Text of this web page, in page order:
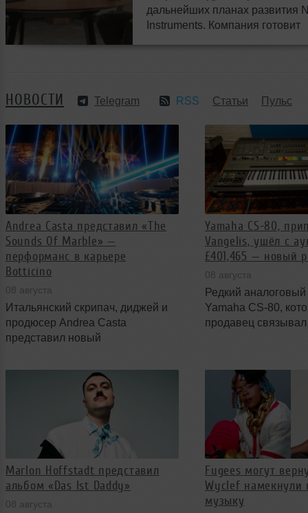
дальнейших планах развития
Instruments. Компания готовит
НОВОСТИ Telegram RSS Статьи Пульс
Andrea Casta представил «The
Sounds Of Marble» —
перформанс в карьере
Botticino
08 августа
Итальянский скрипач, диджей и
продюсер Andrea Casta
представил новый
Sounds Of Marble, записанный
внутри действующего
мраморного карьера Botticino в
провинции Brescia. Проект
включает живой 22‑минутный сет
и официальный клип на свежий
сингл Fragments, и объединил
живое исполнение, диджеинг и
масштабную визуальную
постановку.
Yamaha CS-80,
Vangelis, ушёл с
£401,465 — новый
08 августа
Редкий аналоговый
Yamaha CS-80,
продавец
за £401,465.
новый рекорд для
продажи
Marlon Hoffstadt представил
альбом «Das Ist Daddy»
08 августа
Fugees могут
Wyclef намекнули
музыку